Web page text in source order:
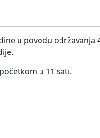
u povodu
u 11 sati.